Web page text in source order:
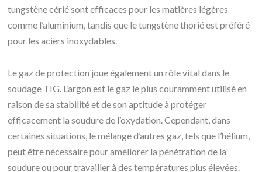
tungstène cérié sont efficaces pour les matières légères
comme l’aluminium, tandis que le tungstène thorié est préféré
pour les aciers inoxydables.
Le gaz de protection joue également un rôle vital dans le
soudage TIG. L’argon est le gaz le plus couramment utilisé en
raison de sa stabilité et de son aptitude à protéger
efficacement la soudure de l’oxydation. Cependant, dans
certaines situations, le mélange d’autres gaz, tels que l’hélium,
peut être nécessaire pour améliorer la pénétration de la
soudure ou pour travailler à des températures plus élevées.